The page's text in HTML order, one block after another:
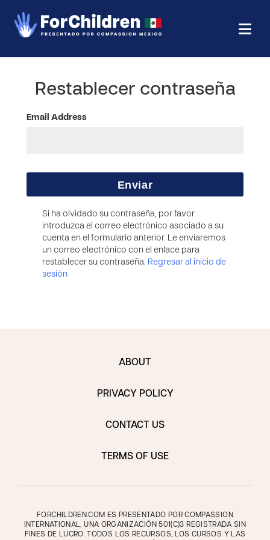
Restablecer contraseña
Email Address
Si ha olvidado su contraseña, por favor
introduzca el correo electrónico asociado a su
cuenta en el formulario anterior. Le enviaremos
un correo electrónico con el enlace para
restablecer su contraseña. Regresar al inicio de
sesión
ABOUT
PRIVACY POLICY
CONTACT US
TERMS OF USE
FORCHILDREN.COM ES PRESENTADO POR COMPASSION
INTERNATIONAL, UNA ORGANIZACIÓN 501(C)3 REGISTRADA SIN
FINES DE LUCRO. TODOS LOS RECURSOS, LOS CURSOS Y LAS